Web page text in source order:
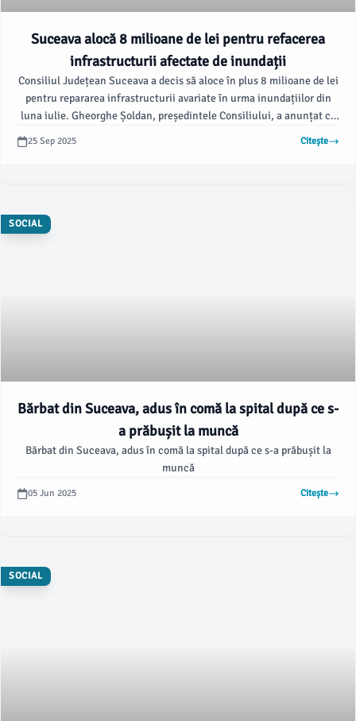
Suceava alocă 8 milioane de lei pentru refacerea
infrastructurii afectate de inundații
Consiliul Județean Suceava a decis să aloce în plus 8 milioane de lei
pentru repararea infrastructurii avariate în urma inundațiilor din
luna iulie. Gheorghe Șoldan, președintele Consiliului, a anunțat că
bugetară, destinată drumurilor, podurilor și podețelor distruse.
25 Sep 2025 Citește
SOCIAL
Bărbat din Suceava, adus în comă la spital după ce s-
a prăbușit la muncă
Bărbat din Suceava, adus în comă la spital după ce s-a prăbușit la
muncă
05 Jun 2025 Citește
SOCIAL